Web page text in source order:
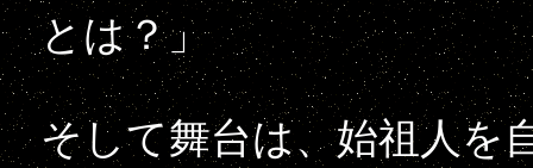
とは？」
そして舞台は、始祖人を